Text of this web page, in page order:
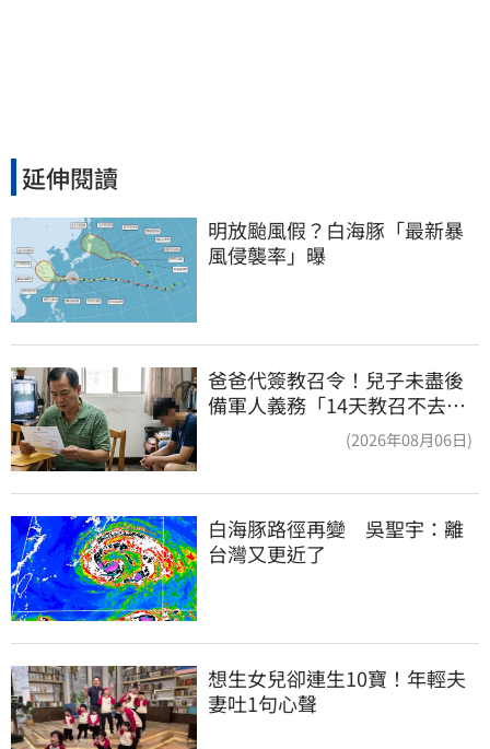
延伸閱讀
明放颱風假？白海豚「最新暴
風侵襲率」曝
爸爸代簽教召令！兒子未盡後
備軍人義務「14天教召不去」
(2026年08月06日)
白海豚路徑再變　吳聖宇：離
台灣又更近了
想生女兒卻連生10寶！年輕夫
妻吐1句心聲